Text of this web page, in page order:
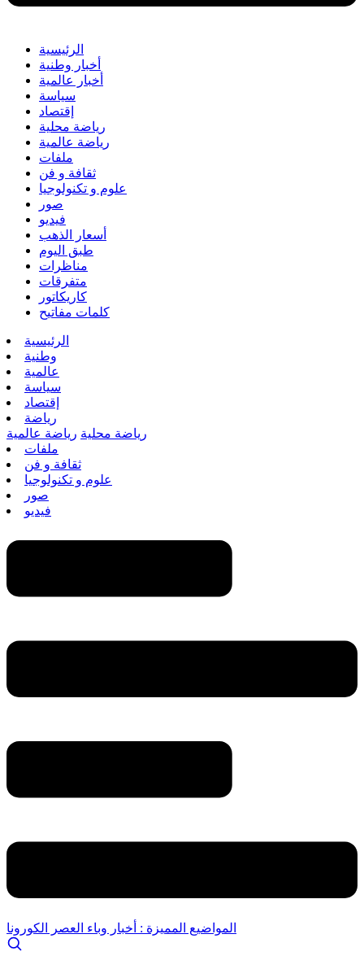
الرئيسية
أخبار وطنية
أخبار عالمية
سياسة
إقتصاد
رياضة محلية
رياضة عالمية
ملفات
ثقافة و فن
علوم و تكنولوجيا
صور
فيديو
أسعار الذهب
طبق اليوم
مناظرات
متفرقات
كاريكاتور
كلمات مفاتيح
الرئيسية
وطنية
عالمية
سياسة
إقتصاد
رياضة
رياضة محلية رياضة عالمية
ملفات
ثقافة و فن
علوم و تكنولوجيا
صور
فيديو
المواضيع المميزة : أخبار وباء العصر الكورونا